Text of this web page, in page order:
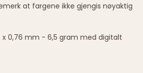
at fargene ikke gjengis nøyaktig
x 0,76 mm - 6,5 gram med digitalt